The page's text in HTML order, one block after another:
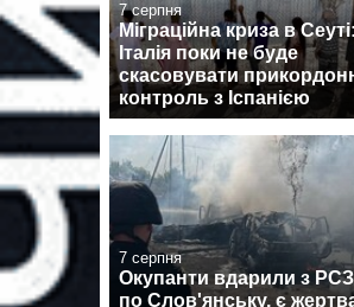
7 серпня
Міграційна криза в Сеуті:
Італія поки не буде
скасовувати
контроль з Іспанією
7 серпня
Окупанти вдарили з
по Слов'янську, є